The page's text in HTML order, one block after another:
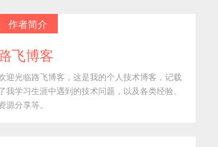
作者简介
飞博客
迎光临路飞博客，这是我的个人技术博客，记载
我学习生涯中遇到的技术问题，以及各类经验、
源分享等。